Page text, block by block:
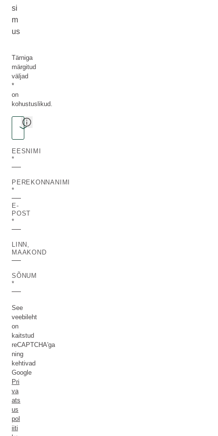
si
m
us
Tärniga
märgitud
väljad
*
on
kohustuslikud.
Pick your topic
TOOTED JA KOOSTISAINED
EESNIMI
PEREKONNANIMI
E-
POST
LINN,
MAAKOND
SÕNUM
See
veebileht
on
kaitstud
reCAPTCHA'ga
ning
kehtivad
Google
Pri
va
ats
us
pol
iiti